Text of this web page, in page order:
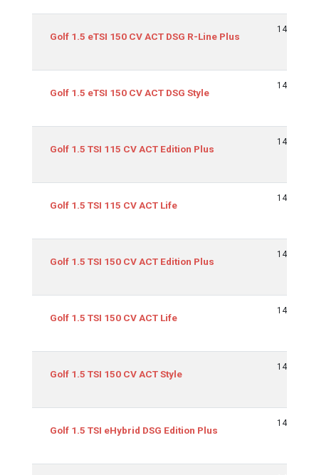
Golf 1.5 eTSI 150 CV ACT DSG R-Line Plus
1498
Golf 1.5 eTSI 150 CV ACT DSG Style
1498
Golf 1.5 TSI 115 CV ACT Edition Plus
1498
Golf 1.5 TSI 115 CV ACT Life
1498
Golf 1.5 TSI 150 CV ACT Edition Plus
1498
Golf 1.5 TSI 150 CV ACT Life
1498
Golf 1.5 TSI 150 CV ACT Style
1498
Golf 1.5 TSI eHybrid DSG Edition Plus
1498